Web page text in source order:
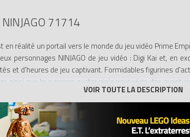
NINJAGO 71714
en réalité un portail vers le monde du jeu vidéo Prime
personnages NINJAGO de jeu vidéo : Digi Kai et, en
et d'heures de jeu captivant. Formidables figurines
ainsi que leur propre avatar ninja pour vivre des
L’arrière de la borne d’arcade s’ouvre pour
Les sets LEGO NINJAGO dévoilent aux enfants un
du mal avec l'équipe des ninjas. Les enfants seront
des figurines à construire et bien plus encore.